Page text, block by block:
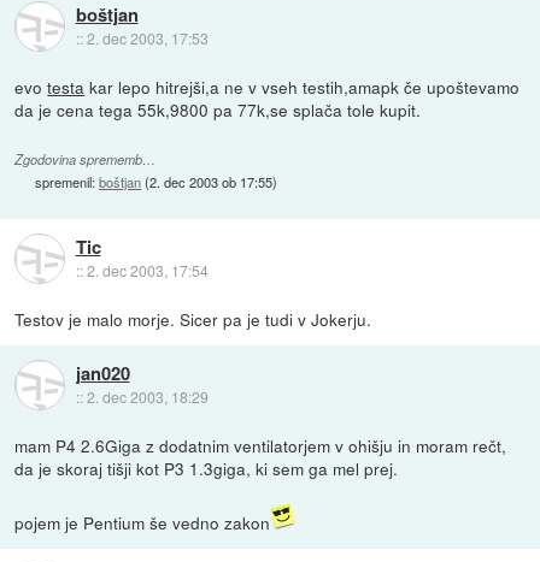
boštjan
::2. dec 2003, 17:53
evotesta kar lepo hitrejši,a ne v vseh testih,amapk če upoštevamo
da je cena tega 55k,9800 pa 77k,se splača tole kupit.
Zgodovina sprememb…
spremenil:boštjan(2. dec 2003 ob 17:55)
Tic
::2. dec 2003, 17:54
Testov je malo morje. Sicer pa je tudi v Jokerju.
jan020
::2. dec 2003, 18:29
mam P4 2.6Giga z dodatnim ventilatorjem v ohišju in moram rečt,
da je skoraj tišji kot P3 1.3giga, ki sem ga mel prej.
pojem je Pentium še vedno zakon